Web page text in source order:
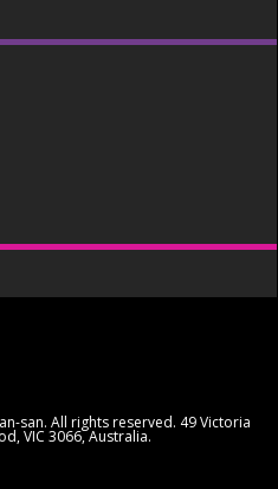
san. All rights reserved. 49 Victoria
VIC 3066, Australia.